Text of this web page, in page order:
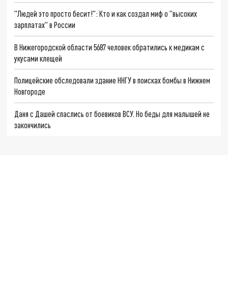
"Людей это просто бесит!": Кто и как создал миф о "высоких
зарплатах" в России
В Нижегородской области 5687 человек обратились к медикам с
укусами клещей
Полицейские обследовали здание ННГУ в поисках бомбы в Нижнем
Новгороде
Даня с Дашей спаслись от боевиков ВСУ. Но беды для малышей не
закончились